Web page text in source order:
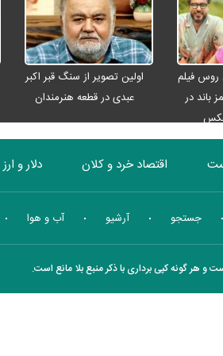
روس فیلم
باند در
اولین تصویر از سنگ قبر اکبر
عبدی در قطعه هنرمندان
اقتصاد خرد و کلان دلار و ارز
بورس انرژی چندرسانه ای جستجو آرشیو آب و هوا